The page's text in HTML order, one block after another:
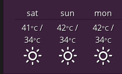
sat
sun mon
41°C/
34°C
42°C/
34°C
42°C/
34°C